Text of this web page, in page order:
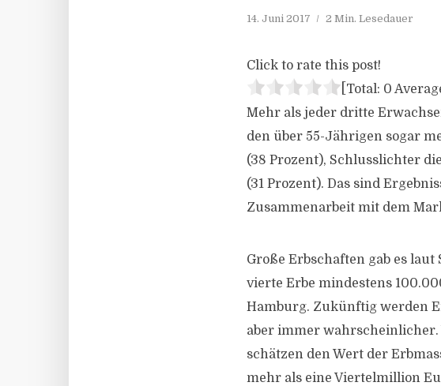
14. Juni 2017 2 Min. Lesedauer
Click to rate this post!
[Total: 0
Mehr als jeder dritte
den über 55-Jährigen sogar
(38 Prozent), Schlusslichter
(31 Prozent). Das sind
Zusammenarbeit mit dem
Große Erbschaften gab es
vierte Erbe mindestens
Hamburg. Zukünftig werden
aber immer wahrscheinlicher.
schätzen den Wert der
mehr als eine Viertelmillion